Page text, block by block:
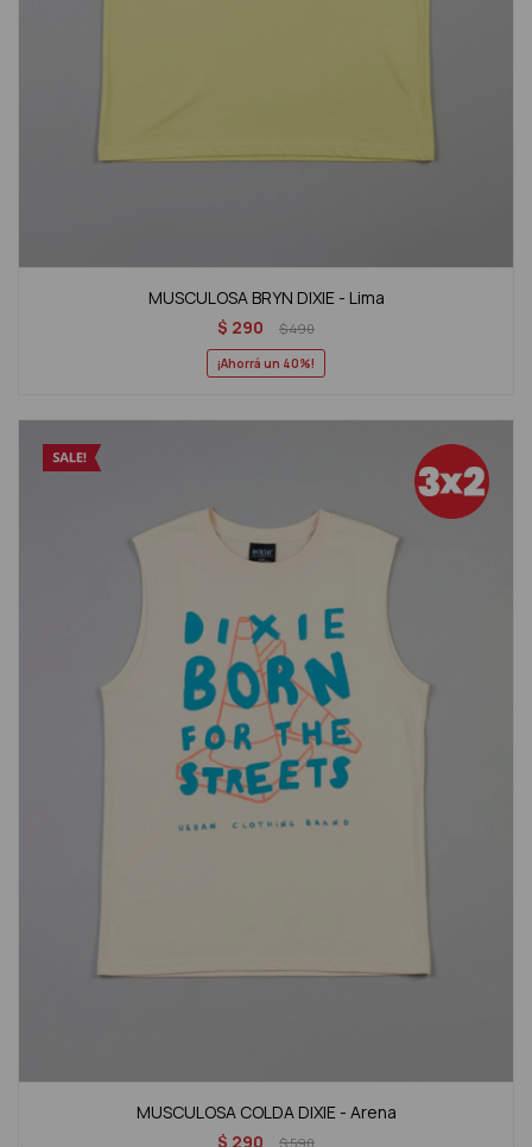
MUSCULOSA BRYN DIXIE - Lima
$ 290 $490
40
MUSCULOSA COLDA DIXIE - Arena
$ 290 $590